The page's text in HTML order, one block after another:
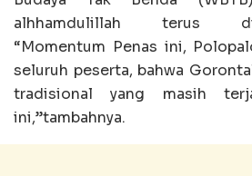
alhhamdulillah terus
“Momentum Penas ini,
seluruh peserta, bahwa
tradisional yang masih
ini,”tambahnya.